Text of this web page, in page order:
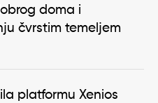
doma i
čvrstim temeljem
platformu Xenios